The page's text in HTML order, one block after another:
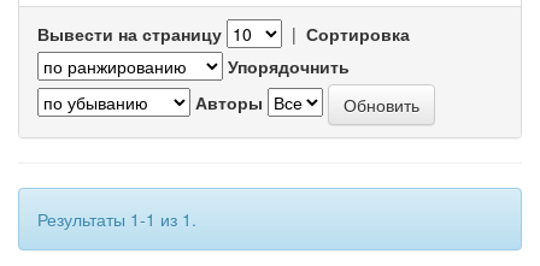
Вывести на страницу | Сортировка
Упорядочнить
Авторы
Результаты 1-1 из 1.